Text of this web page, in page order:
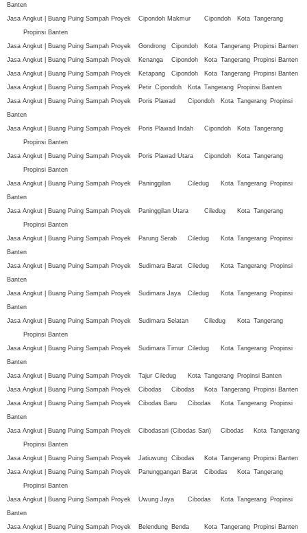
Banten
Jasa Angkut | Buang Puing Sampah Proyek
Cipondoh Makmur Cipondoh Kota Tangerang
Propinsi Banten
Jasa Angkut | Buang Puing Sampah Proyek
Gondrong Cipondoh Kota Tangerang Propinsi Banten
Jasa Angkut | Buang Puing Sampah Proyek
Kenanga Cipondoh Kota Tangerang Propinsi Banten
Jasa Angkut | Buang Puing Sampah Proyek
Ketapang Cipondoh Kota Tangerang Propinsi Banten
Jasa Angkut | Buang Puing Sampah Proyek
Petir Cipondoh Kota Tangerang Propinsi Banten
Jasa Angkut | Buang Puing Sampah Proyek
Poris Plawad Cipondoh Kota Tangerang Propinsi
Banten
Jasa Angkut | Buang Puing Sampah Proyek
Poris Plawad Indah Cipondoh Kota Tangerang
Propinsi Banten
Jasa Angkut | Buang Puing Sampah Proyek
Poris Plawad Utara Cipondoh Kota Tangerang
Propinsi Banten
Jasa Angkut | Buang Puing Sampah Proyek
Paninggilan Ciledug Kota Tangerang Propinsi
Banten
Jasa Angkut | Buang Puing Sampah Proyek
Paninggilan Utara Ciledug Kota Tangerang
Propinsi Banten
Jasa Angkut | Buang Puing Sampah Proyek
Parung Serab Ciledug Kota Tangerang Propinsi
Banten
Jasa Angkut | Buang Puing Sampah Proyek
Sudimara Barat Ciledug Kota Tangerang Propinsi
Banten
Jasa Angkut | Buang Puing Sampah Proyek
Sudimara Jaya Ciledug Kota Tangerang Propinsi
Banten
Jasa Angkut | Buang Puing Sampah Proyek
Sudimara Selatan Ciledug Kota Tangerang
Propinsi Banten
Jasa Angkut | Buang Puing Sampah Proyek
Sudimara Timur Ciledug Kota Tangerang Propinsi
Banten
Jasa Angkut | Buang Puing Sampah Proyek
Tajur Ciledug Kota Tangerang Propinsi Banten
Jasa Angkut | Buang Puing Sampah Proyek
Cibodas Cibodas Kota Tangerang Propinsi Banten
Jasa Angkut | Buang Puing Sampah Proyek
Cibodas Baru Cibodas Kota Tangerang Propinsi
Banten
Jasa Angkut | Buang Puing Sampah Proyek
Cibodasari (Cibodas Sari) Cibodas Kota Tangerang
Propinsi Banten
Jasa Angkut | Buang Puing Sampah Proyek
Jatiuwung Cibodas Kota Tangerang Propinsi Banten
Jasa Angkut | Buang Puing Sampah Proyek
Panunggangan Barat Cibodas Kota Tangerang
Propinsi Banten
Jasa Angkut | Buang Puing Sampah Proyek
Uwung Jaya Cibodas Kota Tangerang Propinsi
Banten
Jasa Angkut | Buang Puing Sampah Proyek
Belendung Benda Kota Tangerang Propinsi Banten